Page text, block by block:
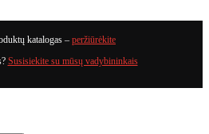
katalogas – peržiūrėkite
Susisiekite su mūsų vadybininkais